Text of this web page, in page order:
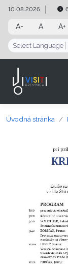
Preskočiť na obsah
Preskočiť na
10.08.2026
A- A A+
Select Language
Úvodná stránka